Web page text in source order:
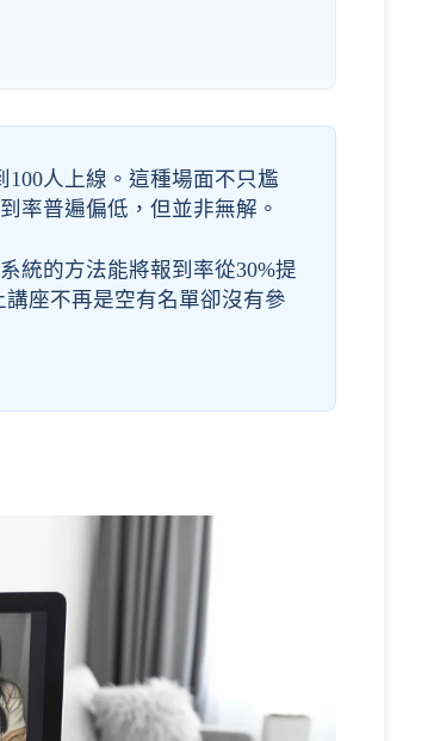
人上線。這種場面不只尷
率普遍偏低，但並非無解。
統的方法能將報到率從30%提
座不再是空有名單卻沒有參